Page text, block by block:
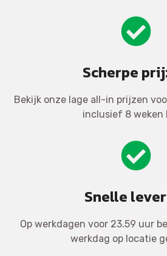
Scherpe
Bekijk onze lage all-in prijzen
inclusief 8 weken
Snelle
Op werkdagen voor 23.59 uur
werkdag op locatie